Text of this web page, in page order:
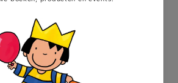
dat Anna zo vaak huilt en
vragen wat ze wil.